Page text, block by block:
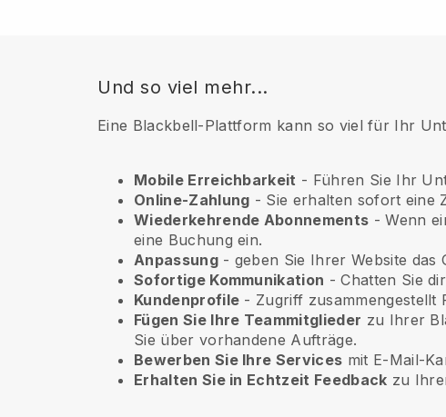
Und so viel mehr...
Eine Blackbell-Plattform kann so viel für Ihr
Mobile Erreichbarkeit - Führen Sie Ihr
Online-Zahlung - Sie erhalten sofort eine
Wiederkehrende Abonnements - Wenn
eine Buchung ein.
Anpassung- geben Sie Ihrer Website das
Sofortige Kommunikation - Chatten Sie
Kundenprofile - Zugriff
Fügen Sie Ihre Teammitglieder zu Ihrer
Sie über vorhandene Aufträge.
Bewerben Sie Ihre Services mit E-Mail-
Erhalten Sie in Echtzeit Feedback zu